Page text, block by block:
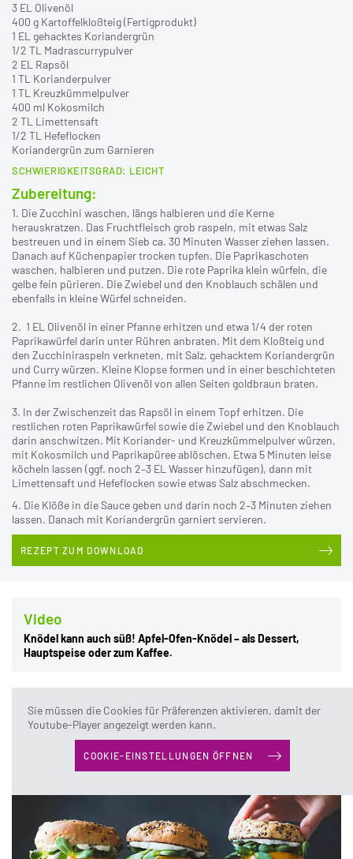
3 EL Olivenöl
400 g Kartoffelkloßteig (Fertigprodukt)
1 EL gehacktes Koriandergrün
1/2 TL Madrascurrypulver
2 EL Rapsöl
1 TL Korianderpulver
1 TL Kreuzkümmelpulver
400 ml Kokosmilch
2 TL Limettensaft
1/2 TL Hefeflocken
Koriandergrün zum Garnieren
SCHWIERIGKEITSGRAD: LEICHT
Zubereitung:
1. Die Zucchini waschen, längs halbieren und die Kerne
herauskratzen. Das Fruchtfleisch grob raspeln, mit etwas Salz
bestreuen und in einem Sieb ca. 30 Minuten Wasser ziehen lassen.
Danach auf Küchenpapier trocken tupfen. Die Paprikaschoten
waschen, halbieren und putzen. Die rote Paprika klein würfeln, die
gelbe fein pürieren. Die Zwiebel und den Knoblauch schälen und
ebenfalls in kleine Würfel schneiden.
2. 1 EL Olivenöl in einer Pfanne erhitzen und etwa 1/4 der roten
Paprikawürfel darin unter Rühren anbraten. Mit dem Kloßteig und
den Zucchiniraspeln verkneten, mit Salz, gehacktem Koriandergrün
und Curry würzen. Kleine Klopse formen und in einer beschichteten
Pfanne im restlichen Olivenöl von allen Seiten goldbraun braten.
3. In der Zwischenzeit das Rapsöl in einem Topf erhitzen. Die
restlichen roten Paprikawürfel sowie die Zwiebel und den Knoblauch
darin anschwitzen. Mit Koriander- und Kreuzkümmelpulver würzen,
mit Kokosmilch und Paprikapüree ablöschen. Etwa 5 Minuten leise
köcheln lassen (ggf. noch 2–3 EL Wasser hinzufügen), dann mit
Limettensaft und Hefeflocken sowie etwas Salz abschmecken.
4. Die Klöße in die Sauce geben und darin noch 2–3 Minuten ziehen
lassen. Danach mit Koriandergrün garniert servieren.
REZEPT ZUM DOWNLOAD
Video
Knödel kann auch süß! Apfel-Ofen-Knödel – als Dessert,
Hauptspeise oder zum Kaffee.
Sie müssen die Cookies für Präferenzen aktivieren, damit der
Youtube-Player angezeigt werden kann.
COOKIE-EINSTELLUNGEN ÖFFNEN
Stand: Dezember 2018
Das könnte Sie auch interessieren: